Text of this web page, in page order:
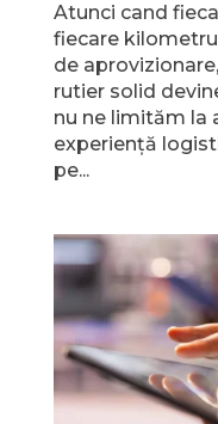
Atunci cand
fiecare
de
rutier solid
nu ne limităm la
experiență
pe...